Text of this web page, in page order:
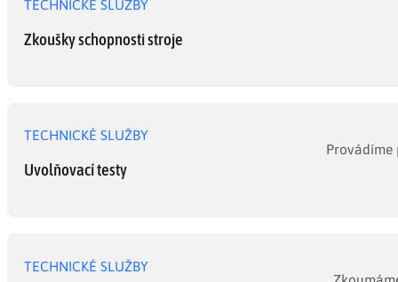
TECHNICKÉ SLUŽBY
Zkoušky schopnosti stroje
TECHNICKÉ SLUŽBY
Uvolňovací testy
TECHNICKÉ SLUŽBY